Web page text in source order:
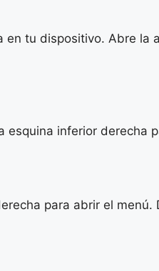
tu dispositivo. Abre la
inferior derecha
para abrir el menú.